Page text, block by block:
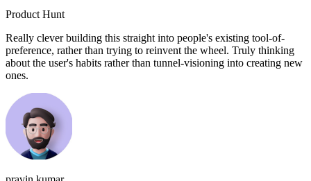
Product Hunt
Really clever building this straight into people's existing tool-of-
preference, rather than trying to reinvent the wheel. Truly thinking
about the user's habits rather than tunnel-visioning into creating new
ones.